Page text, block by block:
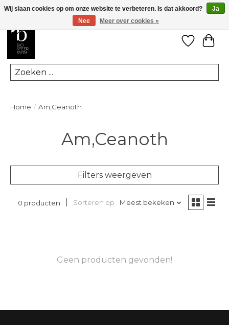
Zoeken
Home / Am,Ceanoth
Am,Ceanoth
Filters weergeven
0 producten Sorteren op Meest bekeken
Geen producten gevonden!
Wij slaan cookies op om onze website te verbeteren. Is dat akkoord?
Ja
Nee
Meer over cookies »